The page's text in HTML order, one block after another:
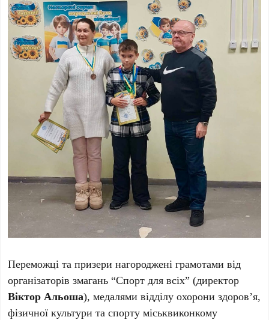
Переможці та призери нагороджені грамотами від
організаторів змагань “Спорт для всіх” (директор
Віктор Альоша), медалями відділу охорони здоров’я,
фізичної культури та спорту міськвиконкому